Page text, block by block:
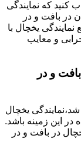
کنید که نمایندگی
در بافت و در
یخچال با
و معایب
و در
یخچال
در این زمینه باشد.
در بافت و در